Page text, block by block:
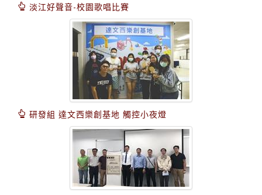
淡江好聲音-校園歌唱比賽
研發組 達文西樂創基地 觸控小夜燈